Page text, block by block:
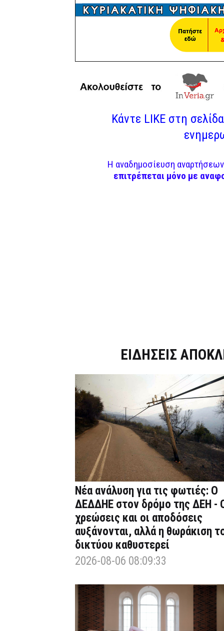
Κάντε LIKE στη
Η αναδημοσίευση
επιτρέπεται μόνο με
ΕΙΔΗΣΕΙΣ
Νέα ανάλυση για τις φωτιές: Ο
ΔΕΔΔΗΕ στον δρόμο της ΔΕΗ -
χρεώσεις και οι αποδόσεις
αυξάνονται, αλλά η θωράκιση
δικτύου καθυστερεί
2026-08-06 08:09:33